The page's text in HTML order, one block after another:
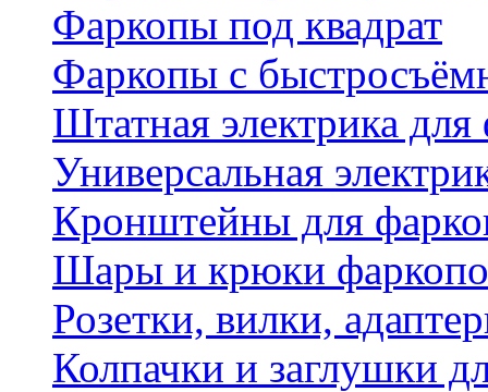
Фаркопы под квадрат
Фаркопы с
Штатная электрика
Универсальная
Кронштейны для
Шары и крюки
Розетки, вилки,
Колпачки и заглушки